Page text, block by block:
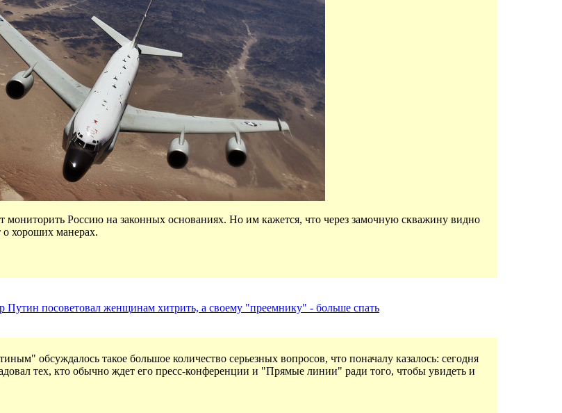
Россию на законных основаниях. Но им кажется, что через замочную скважину видно
хороших манерах.
посоветовал женщинам хитрить, а своему "преемнику" - больше спать
обсуждалось такое большое количество серьезных вопросов, что поначалу казалось: сегодня
тех, кто обычно ждет его пресс-конференции и "Прямые линии" ради того, чтобы увидеть и